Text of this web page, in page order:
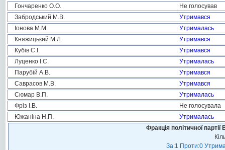
Гончаренко О.О.
Не голосував
Забродський М.В.
Утримався
Іонова М.М.
Утрималась
Княжицький М.Л.
Утримався
Кубів С.І.
Утримався
Луценко І.С.
Утрималась
Парубій А.В.
Утримався
Саврасов М.В.
Утримався
Сюмар В.П.
Утрималась
Фріз І.В.
Не голосувала
Южаніна Н.П.
Утрималась
Фракція політичної
За:1 Проти:0